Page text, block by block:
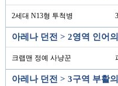
2세대 N13형 투척병
아레나 던전 > 2영역 인어
크랩맨 정예 사냥꾼
아레나 던전 > 3구역 부활